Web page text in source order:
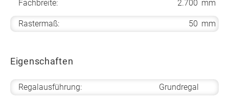
Fachbreite: 2.700 mm
Rastermaß: 50 mm
Eigenschaften
Regalausführung: Grundregal